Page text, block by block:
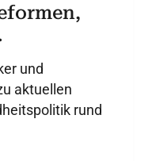
und
aktuellen
rund